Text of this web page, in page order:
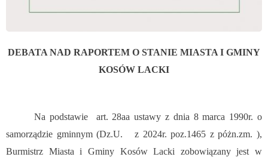
DEBATA NAD RAPORTEM O STANIE MIASTA I GMINY
KOSÓW LACKI
Na podstawie art. 28aa ustawy z dnia 8 marca 1990r. o
samorządzie gminnym (Dz.U. z 2024r. poz.1465 z póżn.zm. ),
Burmistrz Miasta i Gminy Kosów Lacki zobowiązany jest w